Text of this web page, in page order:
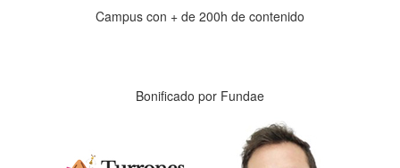
Campus con + de 200h de contenido
Bonificado por Fundae